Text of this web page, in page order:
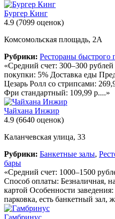
Бургер Кинг
4.9 (7099 оценок)
Комсомольская площадь, 2А
Рубрики: Рестораны быстрого
«Средний счет: 300–300
покупки: 5% Доставка еды
Цезарь Ролл со стрипсами:
Фри стандартный: 109,99 р....»
Чайхана Инжир
4.9 (6640 оценок)
Каланчевская улица, 33
Рубрики: Банкетные залы,
бары
«Средний счет: 1000–1500
Способ оплаты: Безналичная,
картой Особенности
парковка, есть банкетный зал,
Гамбринус